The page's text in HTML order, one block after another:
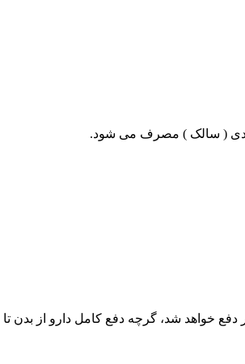
جلدی ( سالک ) مصرف می شود.